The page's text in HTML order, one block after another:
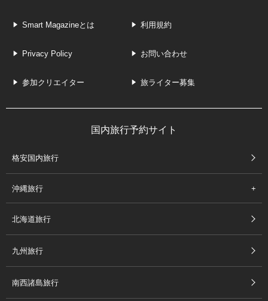
Smart Magazineとは 利用規約
Privacy Policy お問い合わせ
参加クリエイター 旅ライター募集
国内旅行予約サイト
格安国内旅行
沖縄旅行
北海道旅行
九州旅行
南西諸島旅行